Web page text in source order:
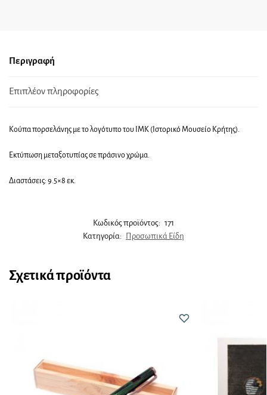
Περιγραφή
Επιπλέον πληροφορίες
Κούπα πορσελάνης με το λογότυπο του ΙΜΚ (Ιστορικό Μουσείο Κρήτης).
Εκτύπωση μεταξοτυπίας σε πράσινο χρώμα.
Διαστάσεις: 9.5×8 εκ.
Κωδικός προϊόντος: 171
Κατηγορία: Προσωπικά Είδη
Σχετικά προϊόντα